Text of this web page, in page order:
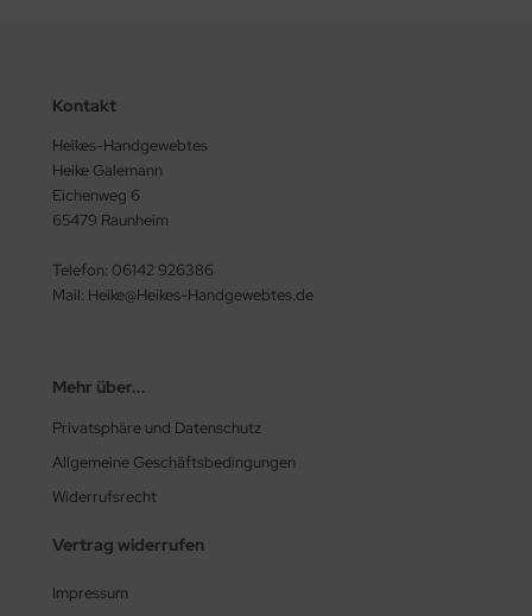
Kontakt
Heikes-Handgewebtes
Heike Galemann
Eichenweg 6
65479 Raunheim
Telefon: 06142 926386
Mail: Heike@Heikes-Handgewebtes.de
Mehr über...
Privatsphäre und Datenschutz
Allgemeine Geschäftsbedingungen
Widerrufsrecht
Vertrag widerrufen
Impressum